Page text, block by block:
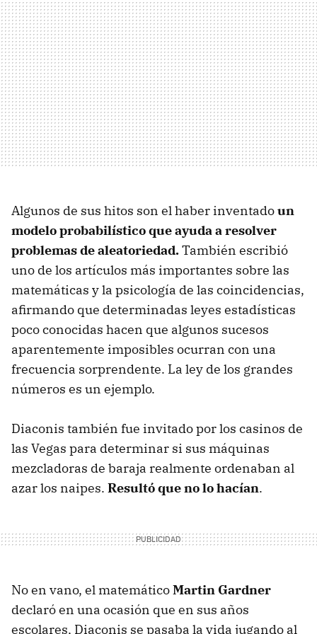
Algunos de sus hitos son el haber inventadoun
modelo probabilístico que ayuda a resolver
problemas de aleatoriedad.También escribió
uno de los artículos más importantes sobre las
matemáticas y la psicología de las coincidencias,
afirmando que determinadas leyes estadísticas
poco conocidas hacen que algunos sucesos
aparentemente imposibles ocurran con una
frecuencia sorprendente. La ley de los grandes
números es un ejemplo.
Diaconis también fue invitado por los casinos de
las Vegas para determinar si sus máquinas
mezcladoras de baraja realmente ordenaban al
azar los naipes. Resultó que no lo hacían.
No en vano, el matemáticoMartin Gardner
declaró en una ocasión que en sus años
escolares, Diaconis se pasaba la vida jugando al